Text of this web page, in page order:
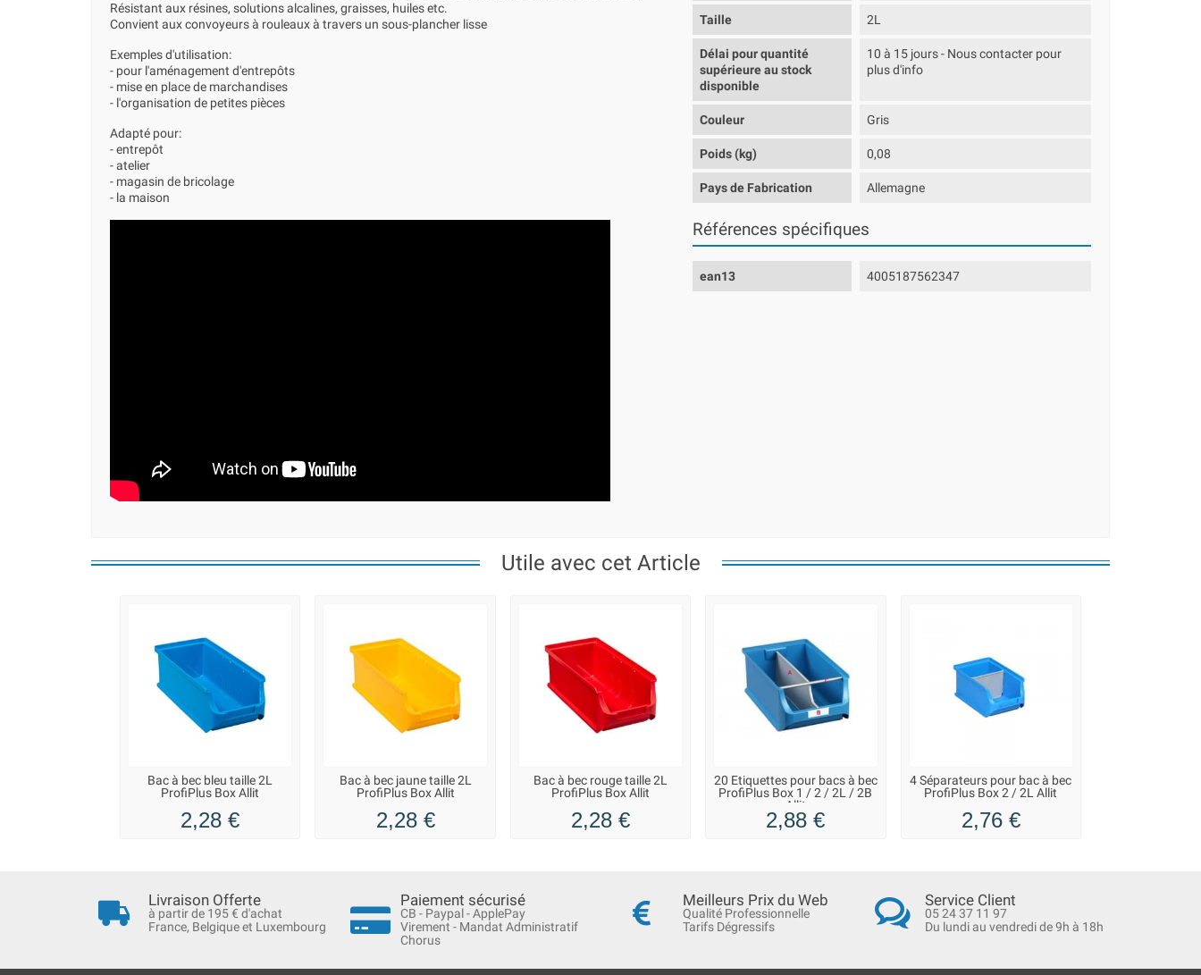
Résistant aux résines, solutions alcalines, graisses, huiles etc.
Convient aux convoyeurs à rouleaux à travers un sous-plancher lisse
Exemples d'utilisation:
- pour l'aménagement d'entrepôts
- mise en place de marchandises
- l'organisation de petites pièces
Adapté pour:
- entrepôt
- atelier
- magasin de bricolage
- la maison
Taille 2L
Délai pour quantité
supérieure au stock
disponible
10 à 15 jours - Nous contacter pour
plus d'info
Couleur Gris
Poids (kg) 0,08
Pays de Fabrication Allemagne
Références spécifiques
ean13 4005187562347
Utile avec cet Article
Bac à bec bleu taille 2L
ProfiPlus Box Allit
2,28 €
Bac à bec jaune taille 2L
ProfiPlus Box Allit
2,28 €
Bac à bec rouge taille 2L
ProfiPlus Box Allit
2,28 €
20 Etiquettes pour bacs à bec
ProfiPlus Box 1 / 2 / 2L / 2B
Allit
2,88 €
4 Séparateurs pour bac à bec
ProfiPlus Box 2 / 2L Allit
2,76 €
Livraison Offerte
à partir de 195 € d'achat
France, Belgique et Luxembourg
Paiement sécurisé
CB - Paypal - ApplePay
Virement - Mandat Administratif
Chorus
Meilleurs Prix du Web
Qualité Professionnelle
Tarifs Dégressifs
Service Client
05 24 37 11 97
Du lundi au vendredi de 9h à 18h